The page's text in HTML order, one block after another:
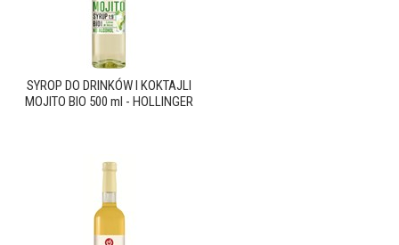
SYROP DO DRINKÓW I KOKTAJLI
MOJITO BIO 500 ml - HOLLINGER